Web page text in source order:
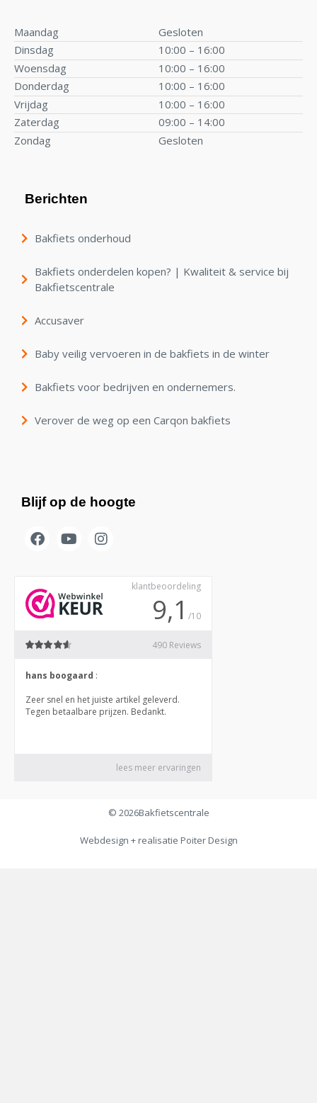
Maandag
Gesloten
Dinsdag
10:00 – 16:00
Woensdag
10:00 – 16:00
Donderdag
10:00 – 16:00
Vrijdag
10:00 – 16:00
Zaterdag
09:00 – 14:00
Zondag
Gesloten
Berichten
Bakfiets onderhoud
Bakfiets onderdelen kopen? | Kwaliteit & service bij
Bakfietscentrale
Accusaver
Baby veilig vervoeren in de bakfiets in de winter
Bakfiets voor bedrijven en ondernemers.
Verover de weg op een Carqon bakfiets
Blijf op de hoogte
© 2026Bakfietscentrale
Webdesign + realisatie Poiter Design